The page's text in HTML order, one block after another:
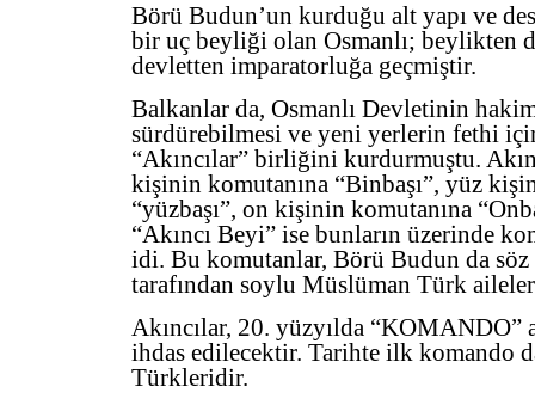
Börü Budun’un kurduğu alt yapı ve
bir uç beyliği olan Osmanlı; beylikten
devletten imparatorluğa geçmiştir.
Balkanlar da, Osmanlı Devletinin
sürdürebilmesi ve yeni yerlerin fethi
“Akıncılar” birliğini kurdurmuştu.
kişinin komutanına “Binbaşı”, yüz
“yüzbaşı”, on kişinin komutanına
“Akıncı Beyi” ise bunların üzerinde
idi. Bu komutanlar, Börü Budun da
tarafından soylu Müslüman Türk
Akıncılar, 20. yüzyılda “KOMANDO”
ihdas edilecektir. Tarihte ilk komando
Türkleridir.